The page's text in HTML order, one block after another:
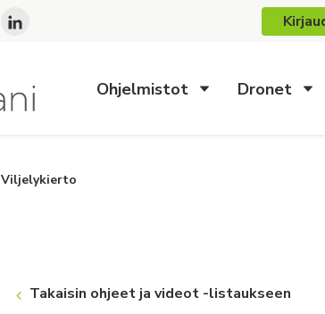
Ohjelmistot Dronet
Viljelykierto
Takaisin ohjeet ja videot -listaukseen